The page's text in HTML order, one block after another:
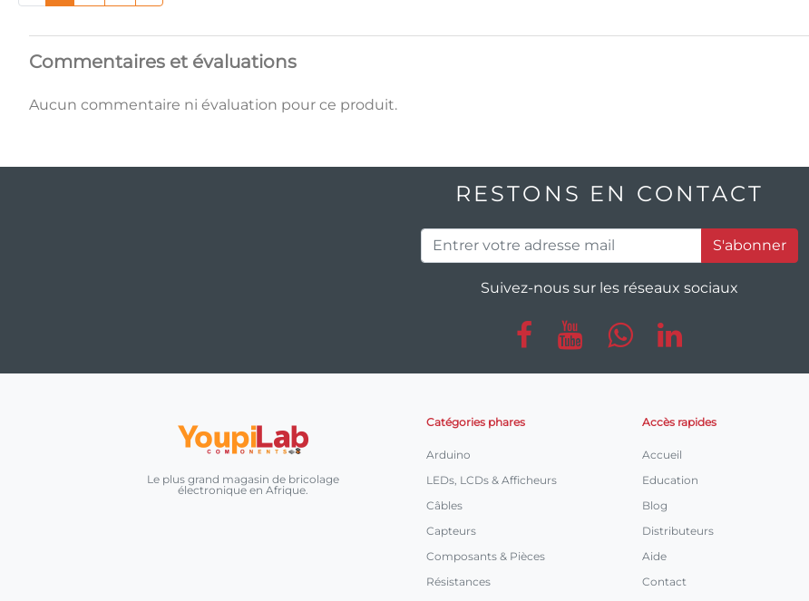
Commentaires et évaluations
Aucun commentaire ni évaluation pour ce produit.
RESTONS EN CONTACT
S'abonner
Suivez-nous sur les réseaux sociaux
Le plus grand magasin de bricolage
électronique en Afrique.
Catégories phares
Arduino
LEDs, LCDs & Afficheurs
Câbles
Capteurs
Composants & Pièces
Résistances
Accès rapides
Accueil
Education
Blog
Distributeurs
Aide
Contact